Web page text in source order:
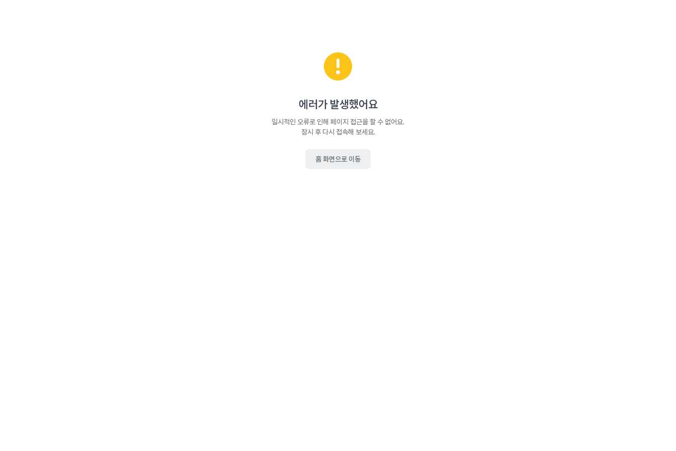
에러가 발생했어요
일시적인 오류로 인해 페이지 접근을 할 수 없어요.
잠시 후 다시 접속해 보세요.
홈 화면으로 이동